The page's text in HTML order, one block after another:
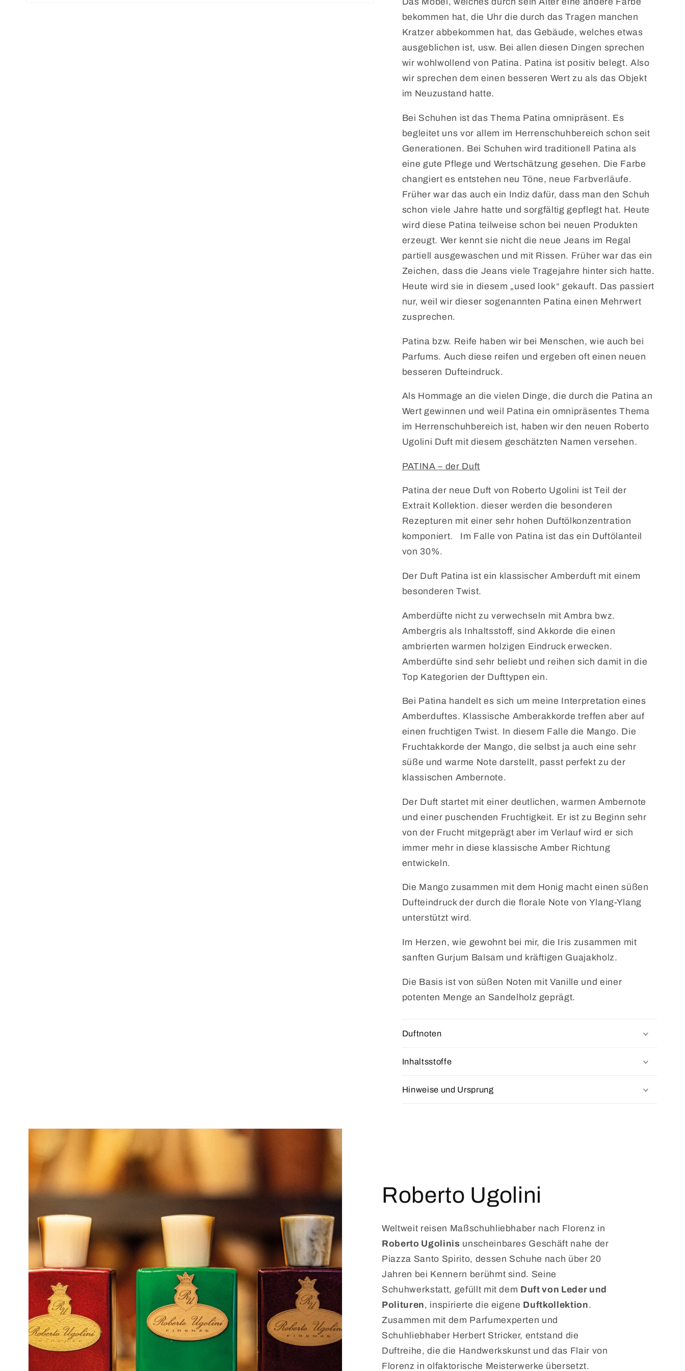
Das Möbel, welches durch sein Alter eine andere Farbe
bekommen hat, die Uhr die durch das Tragen manchen
Kratzer abbekommen hat, das Gebäude, welches etwas
ausgeblichen ist, usw. Bei allen diesen Dingen sprechen
wir wohlwollend von Patina. Patina ist positiv belegt. Also
wir sprechen dem einen besseren Wert zu als das Objekt
im Neuzustand hatte.
Bei Schuhen ist das Thema Patina omnipräsent. Es
begleitet uns vor allem im Herrenschuhbereich schon seit
Generationen. Bei Schuhen wird traditionell Patina als
eine gute Pflege und Wertschätzung gesehen. Die Farbe
changiert es entstehen neu Töne, neue Farbverläufe.
Früher war das auch ein Indiz dafür, dass man den Schuh
schon viele Jahre hatte und sorgfältig gepflegt hat. Heute
wird diese Patina teilweise schon bei neuen Produkten
erzeugt. Wer kennt sie nicht die neue Jeans im Regal
partiell ausgewaschen und mit Rissen. Früher war das ein
Zeichen, dass die Jeans viele Tragejahre hinter sich hatte.
Heute wird sie in diesem „used look“ gekauft. Das passiert
nur, weil wir dieser sogenannten Patina einen Mehrwert
zusprechen.
Patina bzw. Reife haben wir bei Menschen, wie auch bei
Parfums. Auch diese reifen und ergeben oft einen neuen
besseren Dufteindruck.
Als Hommage an die vielen Dinge, die durch die Patina an
Wert gewinnen und weil Patina ein omnipräsentes Thema
im Herrenschuhbereich ist, haben wir den neuen Roberto
Ugolini Duft mit diesem geschätzten Namen versehen.
PATINA– der Duft
Patina der neue Duft von Roberto Ugolini ist Teil der
Extrait Kollektion. dieser werden die besonderen
Rezepturen mit einer sehr hohen Duftölkonzentration
komponiert.
Im Falle von Patina ist das ein Duftölanteil
von 30%.
Der Duft Patina ist ein klassischer Amberduft mit einem
besonderen Twist.
Amberdüfte nicht zu verwechseln mit Ambra bwz.
Ambergris als Inhaltsstoff, sind Akkorde die einen
ambrierten warmen holzigen Eindruck erwecken.
Amberdüfte sind sehr beliebt und reihen sich damit in die
Top Kategorien der Dufttypen ein.
Bei Patina handelt es sich um meine Interpretation eines
Amberduftes. Klassische Amberakkorde treffen aber auf
einen fruchtigen Twist. In diesem Falle die Mango. Die
Fruchtakkorde der Mango, die selbst ja auch eine sehr
süße und warme Note darstellt, passt perfekt zu der
klassischen Ambernote.
Der Duft startet mit einer deutlichen, warmen Ambernote
und einer puschenden Fruchtigkeit. Er ist zu Beginn sehr
von der Frucht mitgeprägt aber im Verlauf wird er sich
immer mehr in diese klassische Amber Richtung
entwickeln.
Die Mango zusammen mit dem Honig macht einen süßen
Dufteindruck der durch die florale Note von Ylang-Ylang
unterstützt wird.
Im Herzen, wie gewohnt bei mir, die Iris zusammen mit
sanften Gurjum Balsam und kräftigen Guajakholz.
Die Basis ist von süßen Noten mit Vanille und einer
potenten Menge an Sandelholz geprägt.
Duftnoten
Inhaltsstoffe
Hinweise und Ursprung
Roberto Ugolini
Weltweit reisen Maßschuhliebhaber nach Florenz in
Roberto Ugolinis unscheinbares Geschäft nahe der
Piazza Santo Spirito, dessen Schuhe nach über 20
Jahren bei Kennern berühmt sind. Seine
Schuhwerkstatt, gefüllt mit dem Duft von Leder und
Polituren, inspirierte die eigene Duftkollektion.
Zusammen mit dem Parfumexperten und
Schuhliebhaber Herbert Stricker, entstand die
Duftreihe, die die Handwerkskunst und das Flair von
Florenz in olfaktorische Meisterwerke übersetzt.